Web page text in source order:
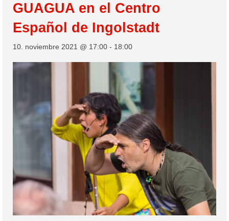
Sobre mi
Contacto
GUAGUA en el Centro
Español de Ingolstadt
10. noviembre 2021 @ 17:00 - 18:00